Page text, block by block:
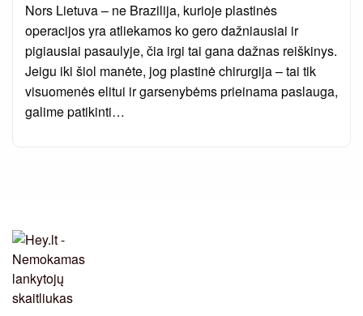
Nors Lietuva – ne Brazilija, kurioje plastinės
operacijos yra atliekamos ko gero dažniausiai ir
pigiausiai pasaulyje, čia irgi tai gana dažnas reiškinys.
Jeigu iki šiol manėte, jog plastinė chirurgija – tai tik
visuomenės elitui ir garsenybėms prieinama paslauga,
galime patikinti…